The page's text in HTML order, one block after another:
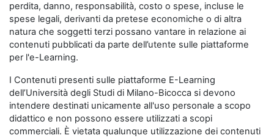
perdita, danno, responsabilità, costo o spese, incluse le
spese legali, derivanti da pretese economiche o di altra
natura che soggetti terzi possano vantare in relazione ai
contenuti pubblicati da parte dell’utente sulle piattaforme
per l'e-Learning.
I Contenuti presenti sulle piattaforme E-Learning
dell’Università degli Studi di Milano-Bicocca si devono
intendere destinati unicamente all'uso personale a scopo
didattico e non possono essere utilizzati a scopi
commerciali. È vietata qualunque utilizzazione dei contenuti